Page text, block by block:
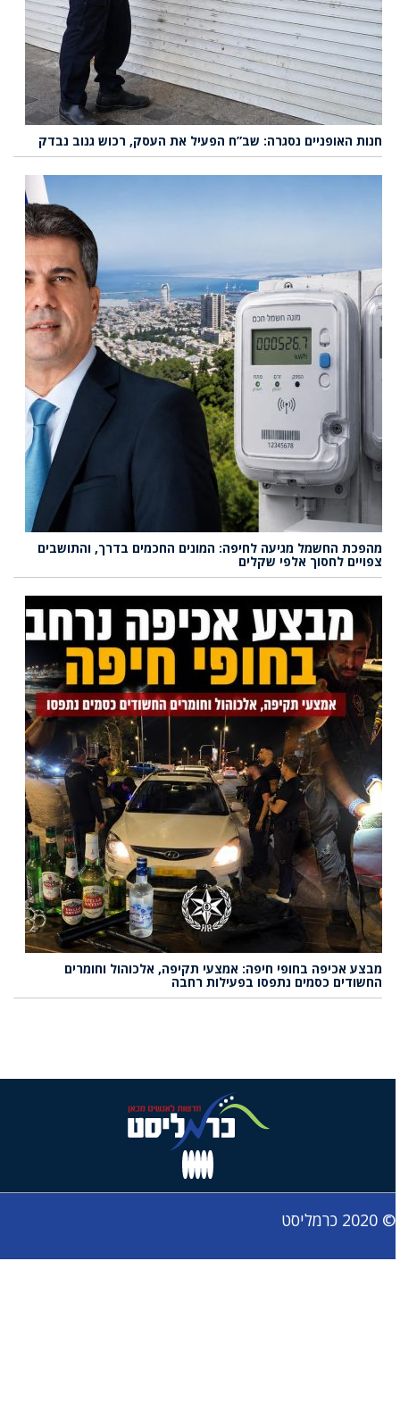
חנות האופניים נסגרה: שב”ח הפעיל את העסק, רכוש גנוב נבדק
מהפכת החשמל מגיעה לחיפה: המונים החכמים בדרך, והתושבים
צפויים לחסוך אלפי שקלים
מבצע אכיפה בחופי חיפה: אמצעי תקיפה, אלכוהול וחומרים
החשודים כסמים נתפסו בפעילות רחבה
© 2020 כרמליסט